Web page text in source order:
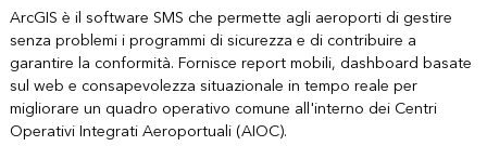
ArcGIS è il software SMS che permette agli aeroporti di gestire
senza problemi i programmi di sicurezza e di contribuire a
garantire la conformità. Fornisce report mobili, dashboard basate
sul web e consapevolezza situazionale in tempo reale per
migliorare un quadro operativo comune all'interno dei Centri
Operativi Integrati Aeroportuali (AIOC).